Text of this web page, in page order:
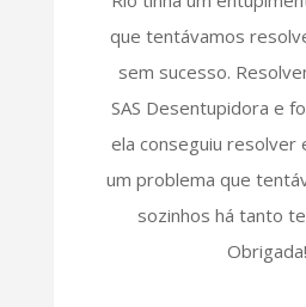
que tentávamos
sem sucesso.
SAS Desentupidora e
ela conseguiu resolver
um problema que
sozinhos há tanto
Obrigada!